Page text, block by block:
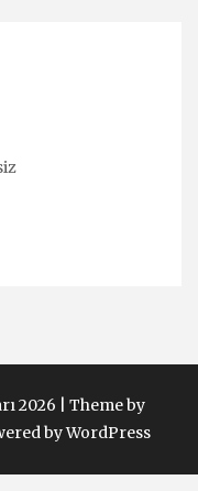
2026 | Theme by
by WordPress